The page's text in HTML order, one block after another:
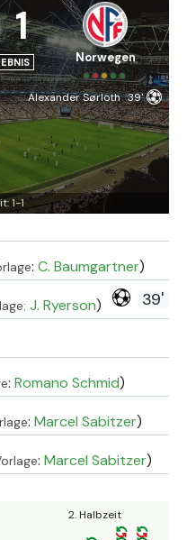
1
Norwegen
Alexander Sørloth 39'
1-1
: C. Baumgartner)
39'
J. Ryerson)
: Romano Schmid)
: Marcel Sabitzer)
: Marcel Sabitzer)
2. Halbzeit